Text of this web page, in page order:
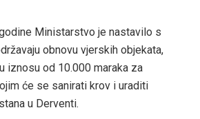
Ministarstvo je nastavilo s
obnovu vjerskih objekata,
iznosu od 10.000 maraka za
će se sanirati krov i uraditi
u Derventi.